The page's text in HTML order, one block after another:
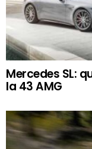
Mercedes SL:
la 43 AMG